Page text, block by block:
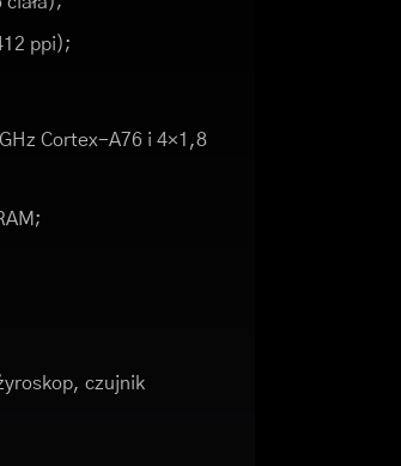
ppi);
Cortex-A76 i 4×1,8
czujnik